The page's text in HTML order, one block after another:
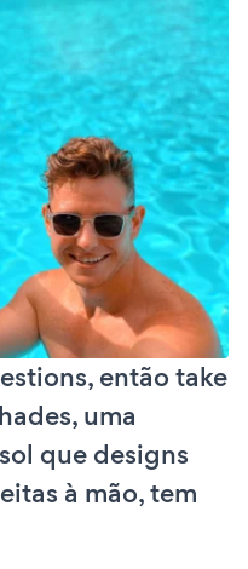
então take
uma
que designs
à mão, tem